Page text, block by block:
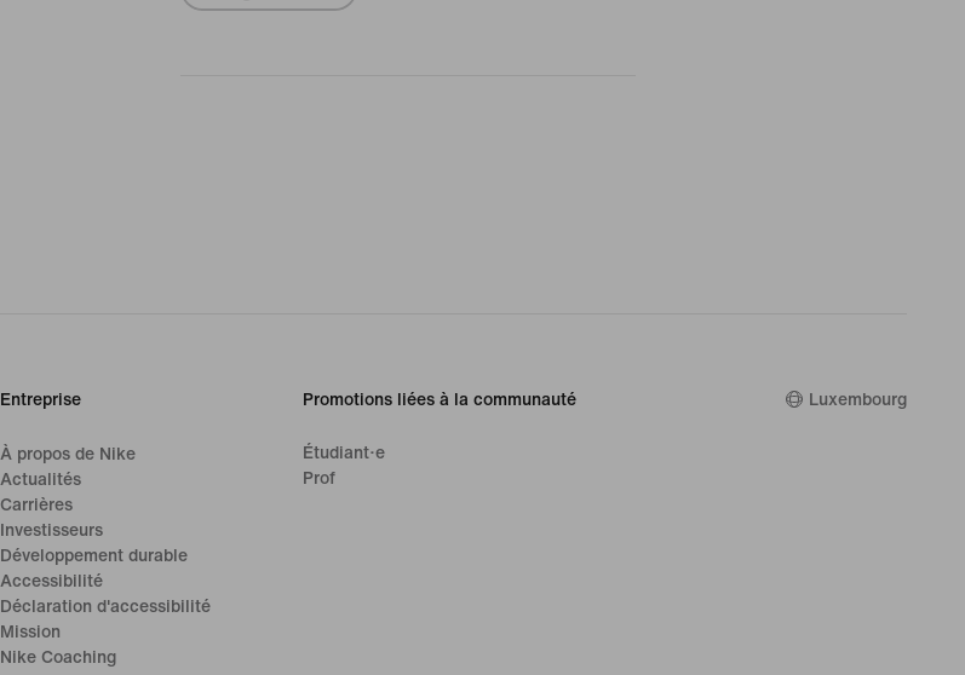
Entreprise
À propos de Nike
Actualités
Carrières
Investisseurs
Développement durable
Accessibilité
Déclaration d'accessibilité
Mission
Nike Coaching
Promotions liées à la communauté
Étudiant·e
Prof
Luxembourg